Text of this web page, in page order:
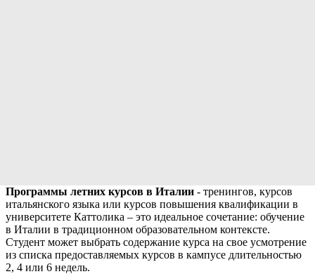
Программы летних курсов в Италии - тренингов, курсов
итальянского языка или курсов повышения квалификации в
университете Каттолика – это идеальное сочетание: обучение
в Италии в традиционном образовательном контексте.
Студент может выбрать содержание курса на свое усмотрение
из списка предоставляемых курсов в кампусе длительностью
2, 4 или 6 недель.